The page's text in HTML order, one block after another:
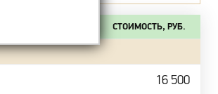
СТОИМОСТЬ, РУБ.
16 500